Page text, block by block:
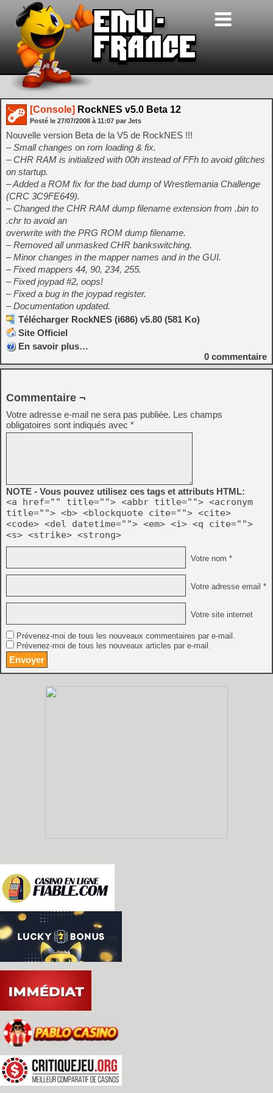
[Console] RockNES v5.0 Beta 12
Posté le 27/07/2008 à 11:07 par Jets
Nouvelle version Beta de la V5 de RockNES !!!
– Small changes on rom loading & fix.
– CHR RAM is initialized with 00h instead of FFh to avoid glitches
on startup.
– Added a ROM fix for the bad dump of Wrestlemania Challenge
(CRC 3C9FE649).
– Changed the CHR RAM dump filename extension from .bin to
.chr to avoid an
overwrite with the PRG ROM dump filename.
– Removed all unmasked CHR bankswitching.
– Minor changes in the mapper names and in the GUI.
– Fixed mappers 44, 90, 234, 255.
– Fixed joypad #2, oops!
– Fixed a bug in the joypad register.
– Documentation updated.
Télécharger RockNES (i686) v5.80 (581 Ko)
Site Officiel
En savoir plus…
0 commentaire
Commentaire ¬
Votre adresse e-mail ne sera pas publiée. Les champs
obligatoires sont indiqués avec *
NOTE - Vous pouvez utilisez ces tags et attributs HTML:
<a href="" title=""> <abbr title=""> <acronym
title=""> <b> <blockquote cite=""> <cite>
<code> <del datetime=""> <em> <i> <q cite="">
<s> <strike> <strong>
Votre nom *
Votre adresse email *
Votre site internet
Prévenez-moi de tous les nouveaux commentaires par e-mail.
Prévenez-moi de tous les nouveaux articles par e-mail.